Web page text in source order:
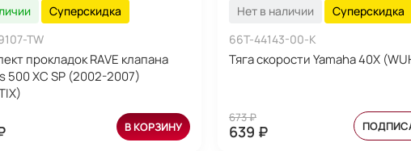
Суперскидка
TW
прокладок RAVE клапана
500 XC SP (2002-2007)
В КОРЗИНУ
Нет в наличии
Суперскидка
66T-44143-00-K
Тяга скорости Yamaha 40X
673 ₽
639 ₽